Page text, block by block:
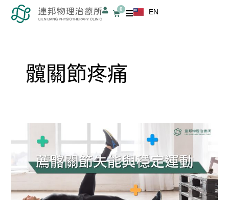
0
購
EN
髖關節疼痛
髂
節
能